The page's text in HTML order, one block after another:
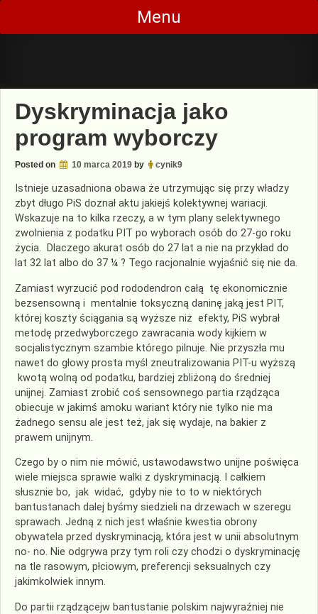
Skip
content
Menu
Dyskryminacja jako
program wyborczy
Posted on 10 marca 2019 by cynik9
Istnieje uzasadniona obawa że utrzymując się przy władzy
zbyt długo PiS doznał aktu jakiejś kolektywnej wariacji.
Wskazuje na to kilka rzeczy, a w tym plany selektywnego
zwolnienia z podatku PIT po wyborach osób do 27-go roku
życia. Dlaczego akurat osób do 27 lat a nie na przykład do
lat 32 lat albo do 37 ¼ ? Tego racjonalnie wyjaśnić się nie da.
Zamiast wyrzucić pod rododendron całą tę ekonomicznie
bezsensowną i mentalnie toksyczną daninę jaką jest PIT,
której koszty ściągania są wyższe niż efekty, PiS wybrał
metodę przedwyborczego zawracania wody kijkiem w
socjalistycznym szambie którego pilnuje. Nie przyszła mu
nawet do głowy prosta myśl zneutralizowania PIT-u wyższą
kwotą wolną od podatku, bardziej zbliżoną do średniej
unijnej. Zamiast zrobić coś sensownego partia rządząca
obiecuje w jakimś amoku wariant który nie tylko nie ma
żadnego sensu ale jest też, jak się wydaje, na bakier z
prawem unijnym.
Czego by o nim nie mówić, ustawodawstwo unijne poświęca
wiele miejsca sprawie walki z dyskryminacją. I całkiem
słusznie bo, jak widać, gdyby nie to to w niektórych
bantustanach dalej byśmy siedzieli na drzewach w szeregu
sprawach. Jedną z nich jest właśnie kwestia obrony
obywatela przed dyskryminacją, która jest w unii absolutnym
no- no. Nie odgrywa przy tym roli czy chodzi o dyskryminację
na tle rasowym, płciowym, preferencji seksualnych czy
jakimkolwiek innym.
Do partii rządzącejw bantustanie polskim najwyraźniej nie